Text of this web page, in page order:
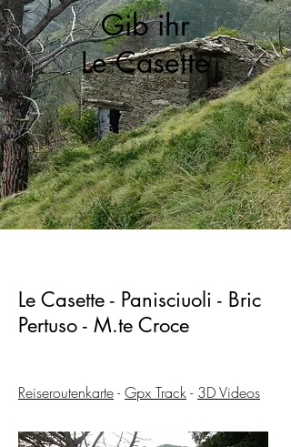
Gib ihr
Le Casette
Le Casette - Panisciuoli - Bric
Pertuso - M.te Croce
Reiseroutenkarte- Gpx Track- 3D Videos